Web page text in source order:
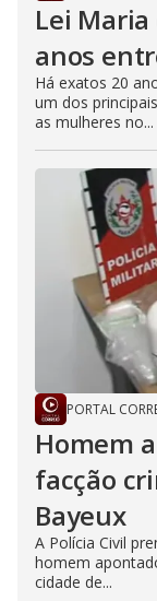
Lei
anos
Há exatos 20
um dos
as mulheres no...
PORTAL
Homem
facção
Bayeux
A Polícia Civil
homem
cidade de...